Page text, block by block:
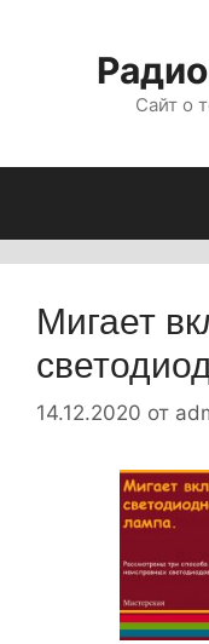
содержимому
Сайт о
Мигает
14.12.2020 от